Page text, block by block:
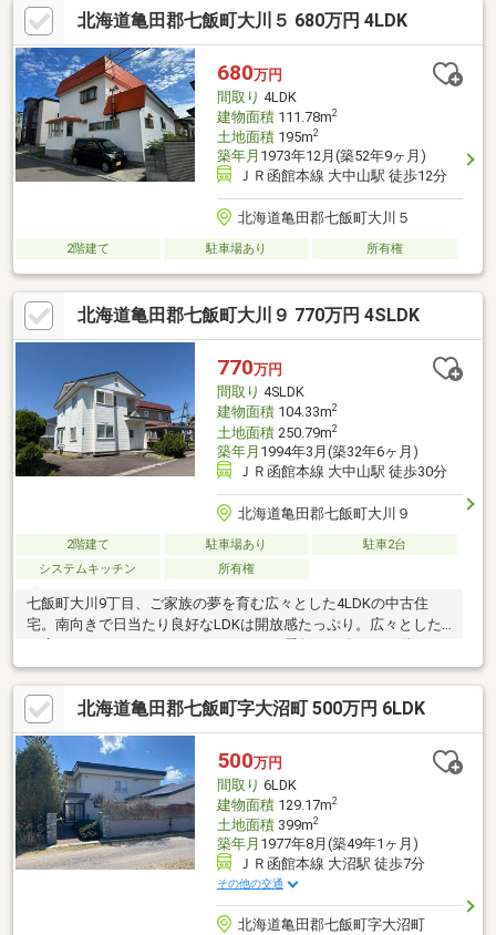
北海道亀田郡七飯町大川５ 680万円 4LDK
680万円
間取り 4LDK
建物面積111.78m2
土地面積195m2
築年月 1973年12月(築52年9ヶ月)
ＪＲ函館本線 大中山駅 徒歩12分
北海道亀田郡七飯町大川５
2階建て 駐車場あり 所有権
北海道亀田郡七飯町大川９ 770万円 4SLDK
770万円
間取り 4SLDK
建物面積104.33m2
土地面積250.79m2
築年月 1994年3月(築32年6ヶ月)
ＪＲ函館本線 大中山駅 徒歩30分
北海道亀田郡七飯町大川９
2階建て 駐車場あり
駐車2台
システムキッチン
所有権
七飯町大川9丁目、ご家族の夢を育む広々とした4LDKの中古住
宅。南向きで日当たり良好なLDKは開放感たっぷり。広々とした
います。 システムキッチンや全居室収納、納戸など、暮らしを快
適にする設備も充実。 七飯南幼稚園まで徒歩10分、小学校まで徒
歩27分ほど、小さなお子様がいらっしゃるご家庭にも嬉しい立
地。コンビニやスーパーも近く、日々の生活に便利です。 このお
住まいは、ご自身のライフスタイルに合わせてリフォームをお楽
しみいただける、夢が広がる一戸建てです。現状でのお渡しとな
りますが、その分、理想のお住まいを創り上げる喜びをみなさま
で。
北海道亀田郡七飯町字大沼町 500万円 6LDK
500万円
間取り 6LDK
建物面積129.17m2
土地面積399m2
築年月 1977年8月(築49年1ヶ月)
ＪＲ函館本線 大沼駅 徒歩7分
その他の交通
北海道亀田郡七飯町字大沼町